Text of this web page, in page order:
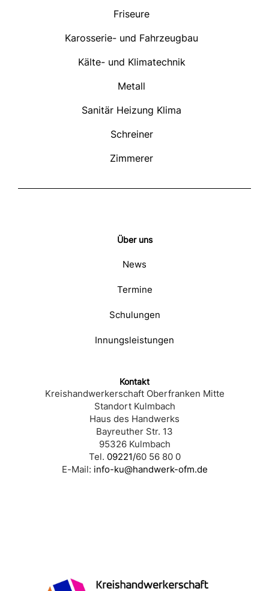
Friseure
Karosserie- und Fahrzeugbau
Kälte- und Klimatechnik
Metall
Sanitär Heizung Klima
Schreiner
Zimmerer
Über uns
News
Termine
Schulungen
Innungsleistungen
Kontakt
Kreishandwerkerschaft Oberfranken Mitte
Standort Kulmbach
Haus des Handwerks
Bayreuther Str. 13
95326 Kulmbach
Tel. 09221/60 56 80 0
E-Mail: info-ku@handwerk-ofm.de